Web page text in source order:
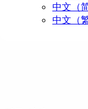
中文（
中文（